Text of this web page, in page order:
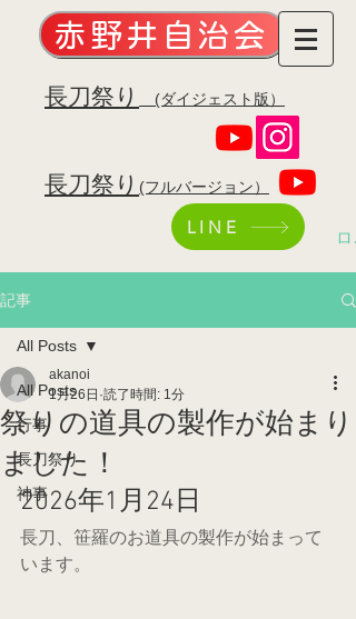
赤野井自治会
​長刀祭り (ダイジェスト版）
​長刀祭り (フルバージョン）
LINE ロ
記事
All Posts
行事
長刀祭り
神事
All Posts
祭りの道具の製作が始まり
ました！
akanoi
1月26日 読了時間: 1分
2026年1月24日
長刀、笹羅のお道具の製作が始まって
います。